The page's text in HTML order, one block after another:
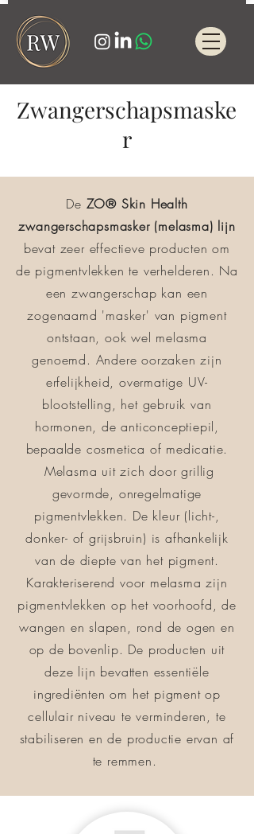
Zwangerschapsmaske
r
De ZO® Skin Health
zwangerschapsmasker (melasma) lijn
bevat zeer effectieve producten om
de pigmentvlekken te verhelderen. Na
een zwangerschap kan een
zogenaamd 'masker' van pigment
ontstaan, ook wel melasma
genoemd. Andere oorzaken zijn
erfelijkheid, overmatige UV-
blootstelling, het gebruik van
hormonen, de anticonceptiepil,
bepaalde cosmetica of medicatie.
Melasma uit zich door grillig
gevormde, onregelmatige
pigmentvlekken. De kleur (licht-,
donker- of grijsbruin) is afhankelijk
van de diepte van het pigment.
Karakteriserend voor melasma zijn
pigmentvlekken op het voorhoofd, de
wangen en slapen, rond de ogen en
op de bovenlip. De producten uit
deze lijn bevatten essentiële
ingrediënten om het pigment op
cellulair niveau te verminderen, te
stabiliseren en de productie ervan af
te remmen.